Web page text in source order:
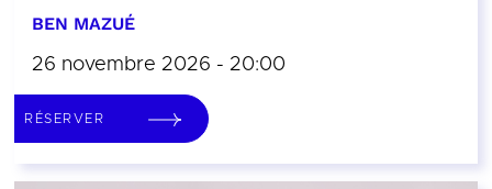
BEN MAZUÉ
26 novembre 2026 - 20:00
RÉSERVER